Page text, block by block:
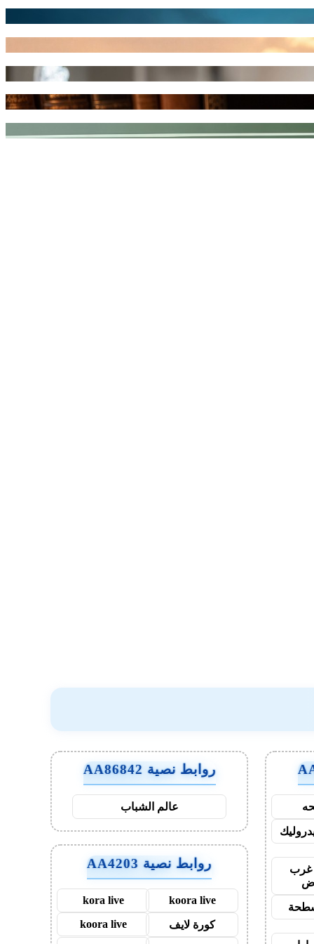
روابط نصية AA86842
عالم الشباب
روابط نصية AA4203
koora live
kora live
كورة لايف koora live